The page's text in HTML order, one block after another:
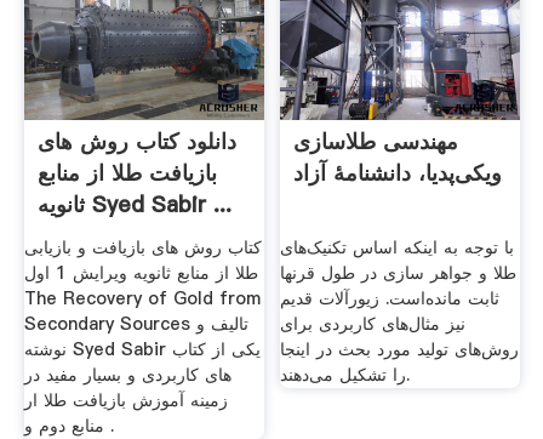
دانلود کتاب روش های
بازیافت طلا از منابع
ثانویه Syed Sabir ...
کتاب روش های بازیافت و بازیابی
طلا از منابع ثانویه ویرایش 1 اول
The Recovery of Gold from
Secondary Sources تالیف و
نوشته Syed Sabir یکی از کتاب
های کاربردی و بسیار مفید در
زمینه آموزش بازیافت طلا ار
منابع دوم و .
مهندسی طلاسازی
ویکی‌پدیا، دانشنامهٔ آزاد
با توجه به اینکه اساس تکنیک‌های
طلا و جواهر سازی در طول قرنها
ثابت مانده‌است. زیورآلات قدیم
نیز مثال‌های کاربردی برای
روش‌های تولید مورد بحث در اینجا
را تشکیل می‌دهند.